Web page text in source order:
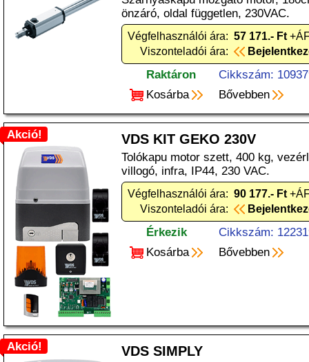
önzáró, oldal független, 230VAC.
Végfelhasználói ára: 57 171.- Ft
Viszonteladói ára:
Raktáron
Cikkszám:
Kosárba
Bővebben
Akció! VDS KIT GEKO 230V
Tolókapu motor szett, 400 kg,
villogó, infra, IP44, 230 VAC.
Végfelhasználói ára: 90 177.- Ft
Viszonteladói ára:
Érkezik
Cikkszám:
Kosárba
Bővebben
Akció! VDS SIMPLY